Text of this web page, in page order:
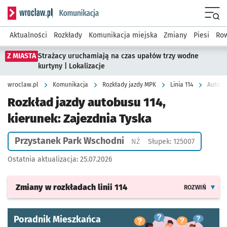
Serwis informacyjny wroclaw.pl podserwis: Komunikacja
Aktualności Rozkłady Komunikacja miejska Zmiany Piesi
Z MIASTA Strażacy uruchamiają na czas upałów trzy wodne
kurtyny | Lokalizacje
wroclaw.pl Komunikacja Rozkłady jazdy MPK Linia 114
Rozkład jazdy autobusu 114,
kierunek: Zajezdnia Tyska
Przystanek Park Wschodni NŻPrzystanek na życzenie
Słupek: 125007
Ostatnia aktualizacja: 25.07.2026
Zmiany w rozkładach linii 114 ROZWIŃ
Poradnik Mieszkańca